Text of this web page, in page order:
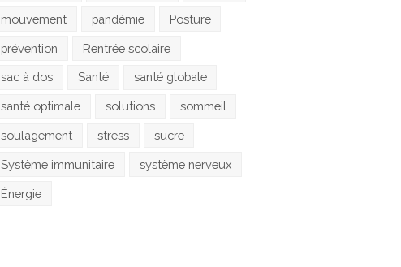
mouvement pandémie Posture
prévention Rentrée scolaire
sac à dos Santé santé globale
santé optimale solutions sommeil
soulagement stress sucre
Système immunitaire système nerveux
Énergie